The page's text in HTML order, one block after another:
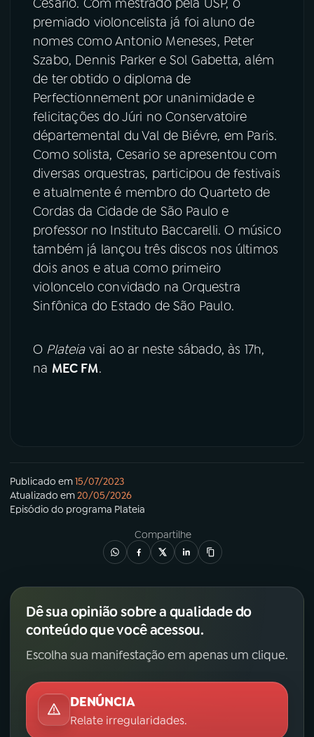
Cesário. Com mestrado pela USP, o
premiado violoncelista já foi aluno de
nomes como Antonio Meneses, Peter
Szabo, Dennis Parker e Sol Gabetta, além
de ter obtido o diploma de
Perfectionnement por unanimidade e
felicitações do Júri no Conservatoire
départemental du Val de Biévre, em Paris.
Como solista, Cesario se apresentou com
diversas orquestras, participou de festivais
e atualmente é membro do Quarteto de
Cordas da Cidade de São Paulo e
professor no Instituto Baccarelli. O músico
também já lançou três discos nos últimos
dois anos e atua como primeiro
violoncelo convidado na Orquestra
Sinfônica do Estado de São Paulo.
O Plateia vai ao ar neste sábado, às 17h,
na MEC FM.
Publicado em15/07/2023
Atualizado em20/05/2026
Episódio do programa Plateia
Compartilhe
Dê sua opinião sobre a qualidade do
conteúdo que você acessou.
Escolha sua manifestação em apenas um clique.
DENÚNCIA
Relate irregularidades.